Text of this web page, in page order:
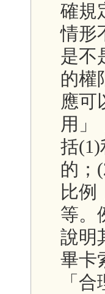
確規
情形
是不
的權
應可
用」
括
的；
比例
等。
說明
畢卡
「